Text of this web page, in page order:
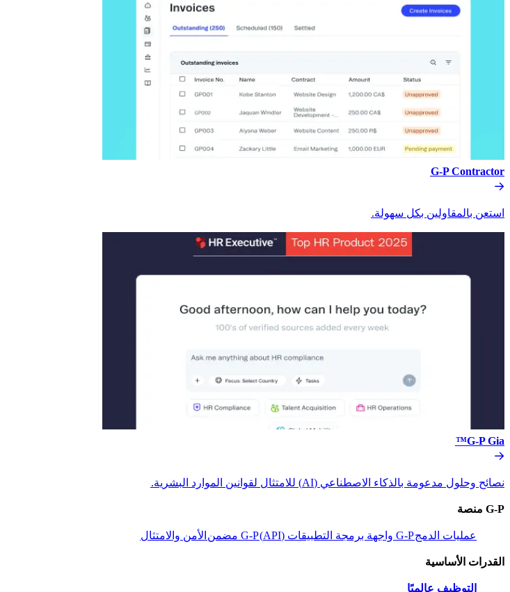
G-P Contractor​​
استعن بالمقاولين بكل سهولة.​​
G-P Gia™​​
نصائح وحلول مدعومة بالذكاء الاصطناعي (AI) للامتثال لقوانين الموارد البشرية.​​
G-P منصة​​
عمليات الدمج​​G-P واجهة برمجة التطبيقات (API)​​ G-P مضمن​​ الأمن والامتثال​​
القدرات الأساسية​​
التوظيف عالميًا​​